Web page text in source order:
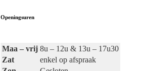
Openingsuren
Maa – vrij 8u – 12u & 13u – 17u30
Zat
enkel op afspraak